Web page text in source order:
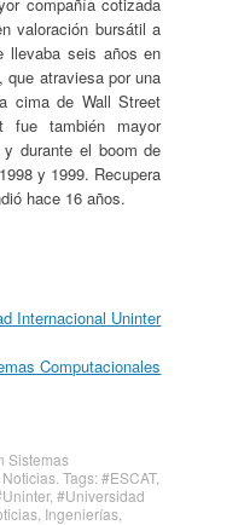
valoración bursátil a
llevaba seis años en
atraviesa por una
cima de Wall Street
fue también mayor
durante el boom de
y 1999. Recupera
hace 16 años.
Internacional Uninter
Computacionales
Sistemas
Noticias. Tags:#ESCAT,
, #Universidad
, Ingenierías,